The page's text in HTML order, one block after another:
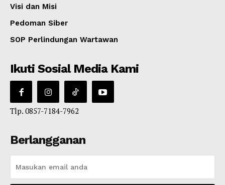
Visi dan Misi
Pedoman Siber
SOP Perlindungan Wartawan
Ikuti Sosial Media Kami
Tlp. 0857-7184-7962
Berlangganan